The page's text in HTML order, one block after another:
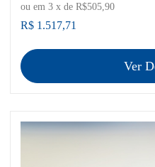
R$ 1.517,71
ou em 3 x de R$505,90
Ver